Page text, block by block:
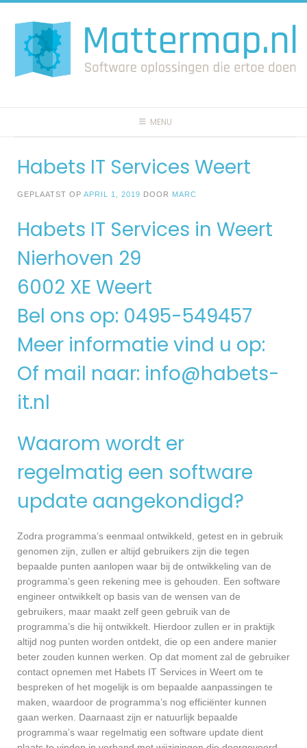
naar
inhoud
MENU
Habets IT Services Weert
GEPLAATST OP APRIL 1, 2019 DOOR MARC
Habets IT Services in Weert
Nierhoven 29
6002 XE Weert
Bel ons op: 0495-549457
Meer informatie vind u op:
Of mail naar: info@habets-
it.nl
Waarom wordt er
regelmatig een software
update aangekondigd?
Zodra programma’s eenmaal ontwikkeld, getest en in gebruik
genomen zijn, zullen er altijd gebruikers zijn die tegen
bepaalde punten aanlopen waar bij de ontwikkeling van de
programma’s geen rekening mee is gehouden. Een software
engineer ontwikkelt op basis van de wensen van de
gebruikers, maar maakt zelf geen gebruik van de
programma’s die hij ontwikkelt. Hierdoor zullen er in praktijk
altijd nog punten worden ontdekt, die op een andere manier
beter zouden kunnen werken. Op dat moment zal de gebruiker
contact opnemen met Habets IT Services in Weert om te
bespreken of het mogelijk is om bepaalde aanpassingen te
maken, waardoor de programma’s nog efficiënter kunnen
gaan werken. Daarnaast zijn er natuurlijk bepaalde
programma’s waar regelmatig een software update dient